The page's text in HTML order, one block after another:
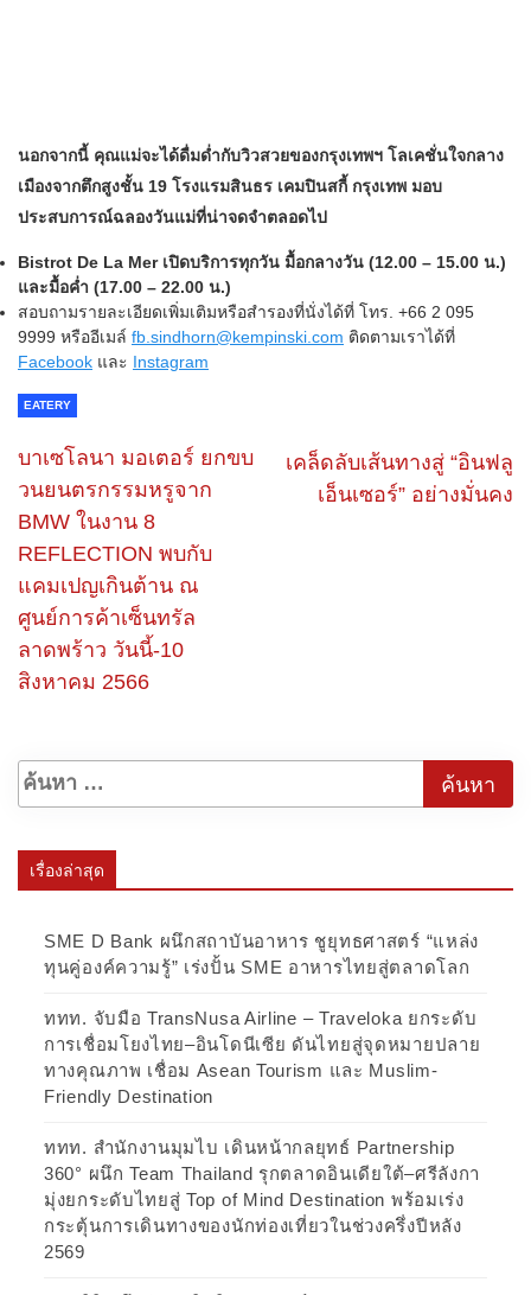
นอกจากนี้ คุณแม่จะได้ดื่มด่ำกับวิวสวยของกรุงเทพฯ โลเคชั่นใจกลาง
เมืองจากตึกสูงชั้น 19 โรงแรมสินธร เคมปินสกี้ กรุงเทพ มอบ
ประสบการณ์ฉลองวันแม่ที่น่าจดจำตลอดไป
Bistrot De La Mer เปิดบริการทุกวัน มื้อกลางวัน (12.00 – 15.00 น.)
และมื้อค่ำ (17.00 – 22.00 น.)
สอบถามรายละเอียดเพิ่มเติมหรือสำรองที่นั่งได้ที่ โทร. +66 2 095
9999 หรืออีเมล์ fb.sindhorn@kempinski.com ติดตามเราได้ที่
Facebook และ Instagram
EATERY
บาเซโลนา มอเตอร์ ยกขบ
วนยนตรกรรมหรูจาก
BMW ในงาน 8
REFLECTION พบกับ
แคมเปญเกินต้าน ณ
ศูนย์การค้าเซ็นทรัล
ลาดพร้าว วันนี้-10
สิงหาคม 2566
เคล็ดลับเส้นทางสู่ “อินฟลู
เอ็นเซอร์” อย่างมั่นคง
เรื่องล่าสุด
SME D Bank ผนึกสถาบันอาหาร ชูยุทธศาสตร์ “แหล่ง
ทุนคู่องค์ความรู้” เร่งปั้น SME อาหารไทยสู่ตลาดโลก
ททท. จับมือ TransNusa Airline – Traveloka ยกระดับ
การเชื่อมโยงไทย–อินโดนีเซีย ดันไทยสู่จุดหมายปลาย
ทางคุณภาพ เชื่อม Asean Tourism และ Muslim-
Friendly Destination
ททท. สำนักงานมุมไบ เดินหน้ากลยุทธ์ Partnership
360° ผนึก Team Thailand รุกตลาดอินเดียใต้–ศรีลังกา
มุ่งยกระดับไทยสู่ Top of Mind Destination พร้อมเร่ง
กระตุ้นการเดินทางของนักท่องเที่ยวในช่วงครึ่งปีหลัง
2569